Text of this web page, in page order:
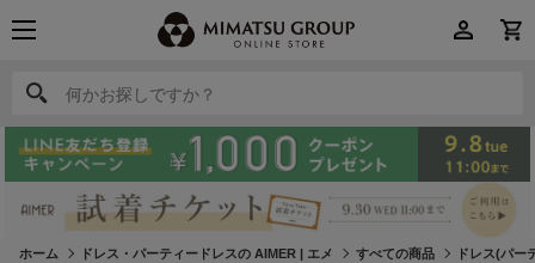
何かお探しですか？
何かお探しですか？
ホーム ドレス・パーティードレスの AIMER | エメ すべての商品 ドレス(パー